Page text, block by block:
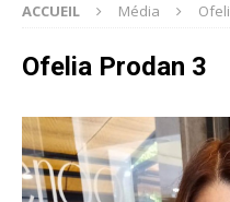
ACCUEIL Média
Ofelia Prodan 3